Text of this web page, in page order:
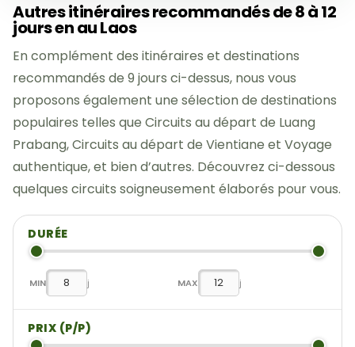
Autres itinéraires recommandés de 8 à 12
jours en au Laos
En complément des itinéraires et destinations
recommandés de 9 jours ci-dessus, nous vous
proposons également une sélection de destinations
populaires telles que Circuits au départ de Luang
Prabang, Circuits au départ de Vientiane et Voyage
authentique, et bien d’autres. Découvrez ci-dessous
quelques circuits soigneusement élaborés pour vous.
DURÉE
MIN j MAX j
PRIX (P/P)